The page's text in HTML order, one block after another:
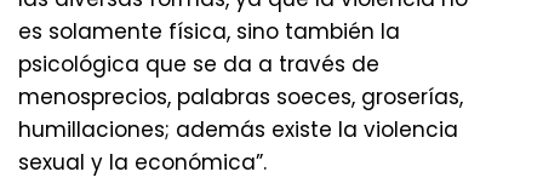
es solamente física, sino también la
psicológica que se da a través de
menosprecios, palabras soeces, groserías,
humillaciones; además existe la violencia
sexual y la económica”.